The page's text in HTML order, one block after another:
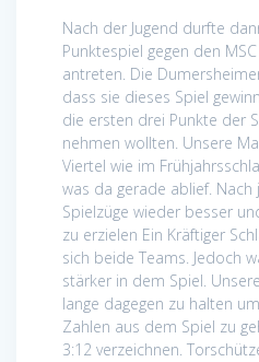
Nach der Jugend durfte
Punktespiel gegen den
antreten. Die
dass sie dieses Spiel
die ersten drei Punkte der
nehmen wollten. Unsere
Viertel wie im
was da gerade ablief.
Spielzüge wieder besser
zu erzielen Ein Kräftiger
sich beide Teams. Jedoch
stärker in dem Spiel.
lange dagegen zu halten
Zahlen aus dem Spiel zu
3:12 verzeichnen.